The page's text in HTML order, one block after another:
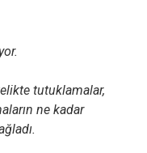
tutuklamalar,
ne kadar